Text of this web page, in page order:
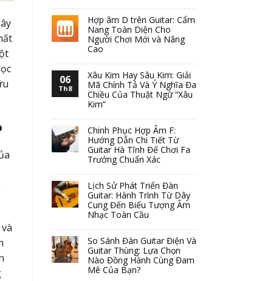
Hợp âm D trên Guitar: Cẩm
Nang Toàn Diện Cho
Người Chơi Mới và Nâng
Cao
06
Th8
Xâu Kim Hay Sâu Kim: Giải
Mã Chính Tả Và Ý Nghĩa Đa
Chiều Của Thuật Ngữ “Xâu
Kim”
Chinh Phục Hợp Âm F:
Hướng Dẫn Chi Tiết Từ
Guitar Hà Tĩnh Để Chơi Fa
Trưởng Chuẩn Xác
Lịch Sử Phát Triển Đàn
Guitar: Hành Trình Từ Dây
Cung Đến Biểu Tượng Âm
Nhạc Toàn Cầu
So Sánh Đàn Guitar Điện Và
Guitar Thùng: Lựa Chọn
Nào Đồng Hành Cùng Đam
Mê Của Bạn?